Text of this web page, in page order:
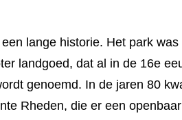
lange historie. Het park was
landgoed, dat al in de 16e
genoemd. In de jaren 80
Rheden, die er een openbaar